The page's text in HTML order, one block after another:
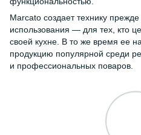
Marcato создает технику
использования — для тех, кто
своей кухне. В то же время ее
продукцию популярной среди
и профессиональных поваров.